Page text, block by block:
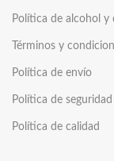
Política de alcohol y
Términos y
Política de envío
Política de
Política de calidad